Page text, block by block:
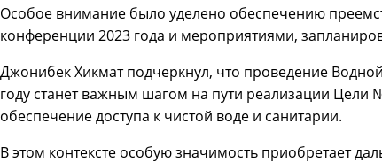
Особое внимание было уделено обеспечению
конференции 2023 года и мероприятиями,
Джонибек Хикмат подчеркнул, что проведение
году станет важным шагом на пути реализации
обеспечение доступа к чистой воде и санитарии.
В этом контексте особую значимость приобретает